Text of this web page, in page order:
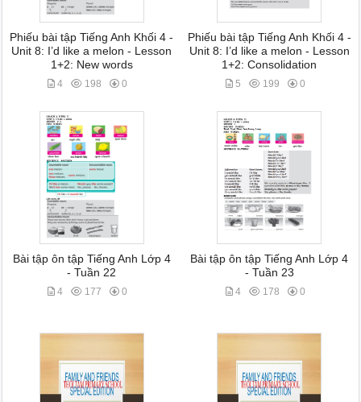
Phiếu bài tập Tiếng Anh Khối 4 -
Unit 8: I’d like a melon - Lesson
1+2: New words
4 198 0
Phiếu bài tập Tiếng Anh Khối 4 -
Unit 8: I’d like a melon - Lesson
1+2: Consolidation
5 199 0
Bài tập ôn tập Tiếng Anh Lớp 4
- Tuần 22
4 177 0
Bài tập ôn tập Tiếng Anh Lớp 4
- Tuần 23
4 178 0